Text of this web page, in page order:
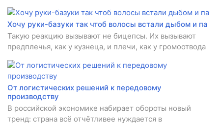
Хочу руки-базуки так чтоб волосы встали дыбом и па
Такую реакцию вызывают не бицепсы. Их вызывают
предплечья, как у кузнеца, и плечи, как у громоотвода
От логистических решений к передовому
производству
В российской экономике набирает обороты новый
тренд: страна всё отчётливее нуждается в